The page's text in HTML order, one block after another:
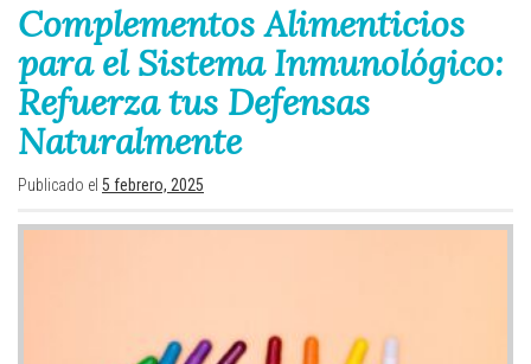
Complementos Alimenticios
para el Sistema Inmunológico:
Refuerza tus Defensas
Naturalmente
Publicado el 5 febrero, 2025